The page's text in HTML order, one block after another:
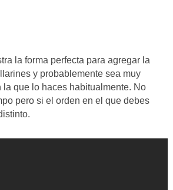
la forma perfecta para agregar la
y probablemente sea muy
la que lo haces habitualmente. No
pero si el orden en el que debes